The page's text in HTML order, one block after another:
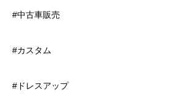
#中古車販売
#カスタム
#ドレスアップ